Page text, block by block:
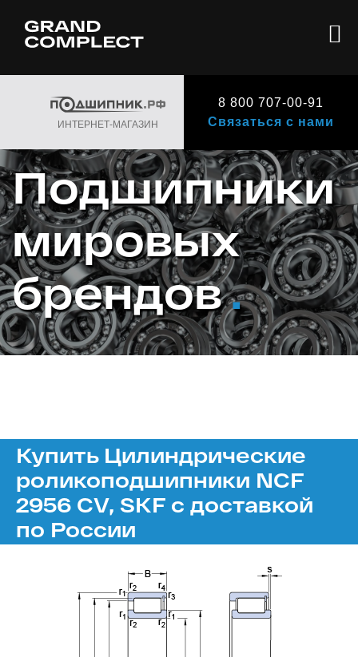
ИНТЕРНЕТ-МАГАЗИН
8 800 707-00-91
Связаться с нами
Подшипники
мировых
брендов.
Купить Цилиндрические
роликоподшипники NCF
2956 CV, SKF с доставкой
по России